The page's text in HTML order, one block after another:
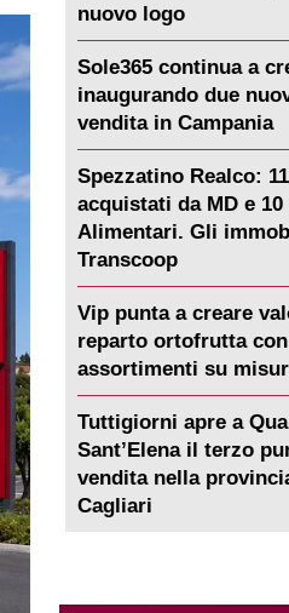
nuovo logo
Sole365 continua a
inaugurando due
vendita in Campania
Spezzatino Realco:
acquistati da MD e 10
Alimentari. Gli
Transcoop
Vip punta a creare
reparto ortofrutta con
assortimenti su
Tuttigiorni apre a
Sant’Elena il terzo
vendita nella
Cagliari